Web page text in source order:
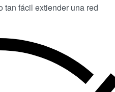
tan fácil extiender una red